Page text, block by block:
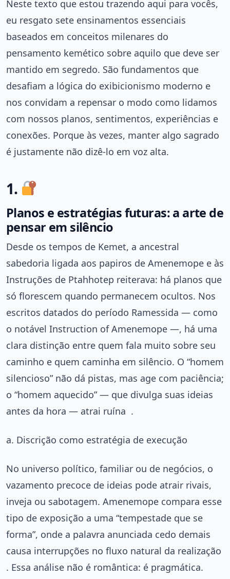
Neste texto que estou trazendo aqui para vocês,
eu resgato sete ensinamentos essenciais
baseados em conceitos milenares do
pensamento kemético sobre aquilo que deve ser
mantido em segredo. São fundamentos que
desafiam a lógica do exibicionismo moderno e
nos convidam a repensar o modo como lidamos
com nossos planos, sentimentos, experiências e
conexões. Porque às vezes, manter algo sagrado
é justamente não dizê-lo em voz alta.
1.
Planos e estratégias futuras: a arte de
pensar em silêncio
Desde os tempos de Kemet, a ancestral
sabedoria ligada aos papiros de Amenemope e às
Instruções de Ptahhotep reiterava: há planos que
só florescem quando permanecem ocultos. Nos
escritos datados do período Ramessida — como
o notável Instruction of Amenemope —, há uma
clara distinção entre quem fala muito sobre seu
caminho e quem caminha em silêncio. O “homem
silencioso” não dá pistas, mas age com paciência;
o “homem aquecido” — que divulga suas ideias
antes da hora — atrai ruína .
a. Discrição como estratégia de execução
No universo político, familiar ou de negócios, o
vazamento precoce de ideias pode atrair rivais,
inveja ou sabotagem. Amenemope compara esse
tipo de exposição a uma “tempestade que se
forma”, onde a palavra anunciada cedo demais
causa interrupções no fluxo natural da realização
. Essa análise não é romântica: é pragmática.